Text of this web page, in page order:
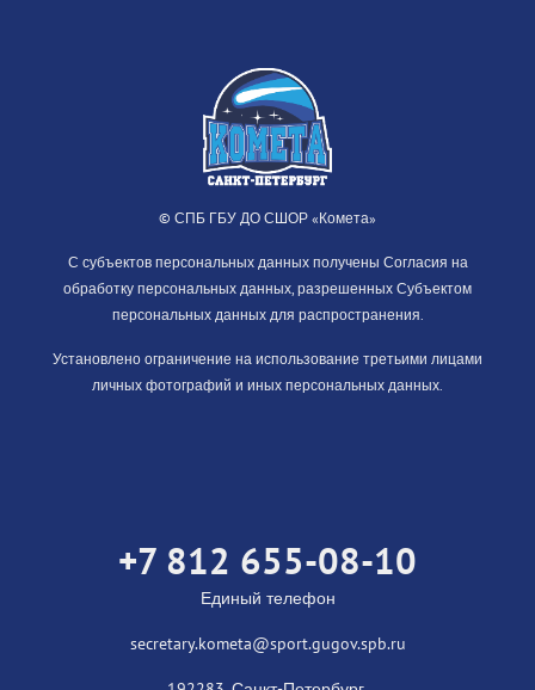
© СПБ ГБУ ДО СШОР «Комета»
С субъектов персональных данных получены Согласия на
обработку персональных данных, разрешенных Субъектом
персональных данных для распространения.
Установлено ограничение на использование третьими лицами
личных фотографий и иных персональных данных.
+7 812 655-08-10
Единый телефон
secretary.kometa@sport.gugov.spb.ru